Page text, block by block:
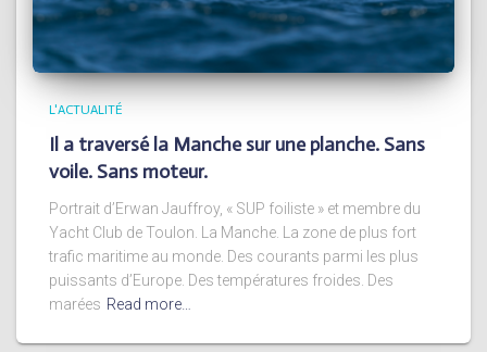
L'ACTUALITÉ
Il a traversé la Manche sur une planche. Sans
voile. Sans moteur.
Portrait d’Erwan Jauffroy, « SUP foiliste » et membre du
Yacht Club de Toulon. La Manche. La zone de plus fort
trafic maritime au monde. Des courants parmi les plus
puissants d’Europe. Des températures froides. Des
marées Read more…